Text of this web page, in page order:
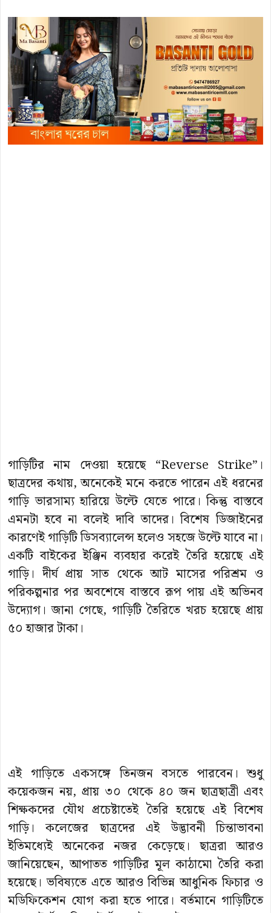
গাড়িটির নাম দেওয়া হয়েছে “Reverse Strike”।
ছাত্রদের কথায়, অনেকেই মনে করতে পারেন এই ধরনের
গাড়ি ভারসাম্য হারিয়ে উল্টে যেতে পারে। কিন্তু বাস্তবে
এমনটা হবে না বলেই দাবি তাদের। বিশেষ ডিজাইনের
কারণেই গাড়িটি ডিসব্যালেন্স হলেও সহজে উল্টে যাবে না।
একটি বাইকের ইঞ্জিন ব্যবহার করেই তৈরি হয়েছে এই
গাড়ি। দীর্ঘ প্রায় সাত থেকে আট মাসের পরিশ্রম ও
পরিকল্পনার পর অবশেষে বাস্তবে রূপ পায় এই অভিনব
উদ্যোগ। জানা গেছে, গাড়িটি তৈরিতে খরচ হয়েছে প্রায়
৫০ হাজার টাকা।
এই গাড়িতে একসঙ্গে তিনজন বসতে পারবেন। শুধু
কয়েকজন নয়, প্রায় ৩০ থেকে ৪০ জন ছাত্রছাত্রী এবং
শিক্ষকদের যৌথ প্রচেষ্টাতেই তৈরি হয়েছে এই বিশেষ
গাড়ি। কলেজের ছাত্রদের এই উদ্ভাবনী চিন্তাভাবনা
ইতিমধ্যেই অনেকের নজর কেড়েছে। ছাত্ররা আরও
জানিয়েছেন, আপাতত গাড়িটির মূল কাঠামো তৈরি করা
হয়েছে। ভবিষ্যতে এতে আরও বিভিন্ন আধুনিক ফিচার ও
মডিফিকেশন যোগ করা হতে পারে। বর্তমানে গাড়িটিতে